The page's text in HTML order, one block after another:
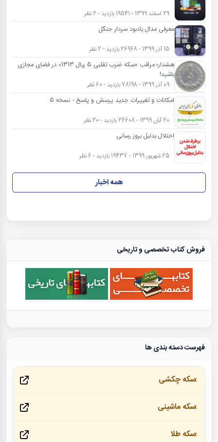
29 اسفند 1399 - 19541 بازدید - 2 نظر
معرفی مدال یادبود سردار جنگل
15 آذر 1399 - 26968 بازدید - 2 نظر
هشدار؛ مراقب «سکه ضرب تقلبی 5 ریال 1313» در فضای مجازی
باشید!
09 آذر 1399 - 78198 بازدید - 60 نظر
امکانات و تغییرات جدید پرسش و پاسخ - نسخه 5
20 آبان 1399 - 26608 بازدید - 20 نظر
اختلال بدلیل بروز رسانی
25 شهریور 1399 - 19437 بازدید - 6 نظر
همه اخبار
فروش کتاب تخصصی و تاریخی
فهرست دسته بندی ها
سکه چکشی
سکه ماشینی
سکه طلا